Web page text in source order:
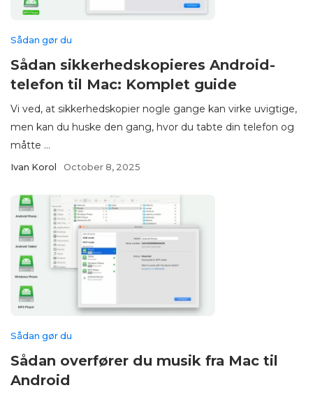
Sådan gør du
Sådan sikkerhedskopieres Android-
telefon til Mac: Komplet guide
Vi ved, at sikkerhedskopier nogle gange kan virke uvigtige,
men kan du huske den gang, hvor du tabte din telefon og
måtte ...
Ivan Korol October 8, 2025
Sådan gør du
Sådan overfører du musik fra Mac til
Android